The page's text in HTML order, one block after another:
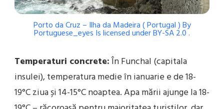
Porto da Cruz – Ilha da Madeira ( Portugal )By
Portuguese_eyes Is licensed underBY-SA 2.0.
Temperaturi concrete:În Funchal (capitala
insulei), temperatura medie în ianuarie e de 18-
19°C ziua și 14-15°C noaptea. Apa mării ajunge la 18-